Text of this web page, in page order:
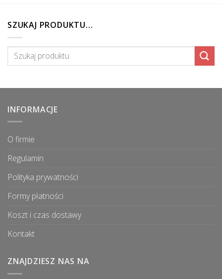
SZUKAJ PRODUKTU…
Szukaj:
INFORMACJE
O firmie
Regulamin
Polityka prywatności
Formy płatności
Koszt i czas dostawy
Kontakt
ZNAJDZIESZ NAS NA